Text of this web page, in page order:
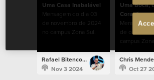
Uma Casa Inabalável
Mensagem do dia 03
de novembro de 2024
no campus Zona Sul.
Rafael Bitencourt
Nov 3 2024
Uma Boca,
Coração,
Mensagem
de outubro
campus
Chris
Oct 27